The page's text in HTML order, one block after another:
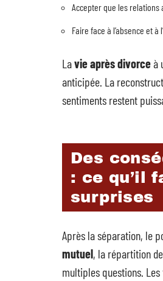
Accepter que les
Faire face à l’absence et à
Lavie après divorceà
anticipée. La
sentiments restent
Des
: ce qu’il
surprises
Après la séparation, le
mutuel, la répartition
multiples questions.